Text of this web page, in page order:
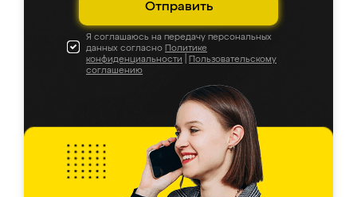
Отправить
Я соглашаюсь на передачу персональных
данных согласно Политике
конфиденциальности
Пользовательскому
соглашению